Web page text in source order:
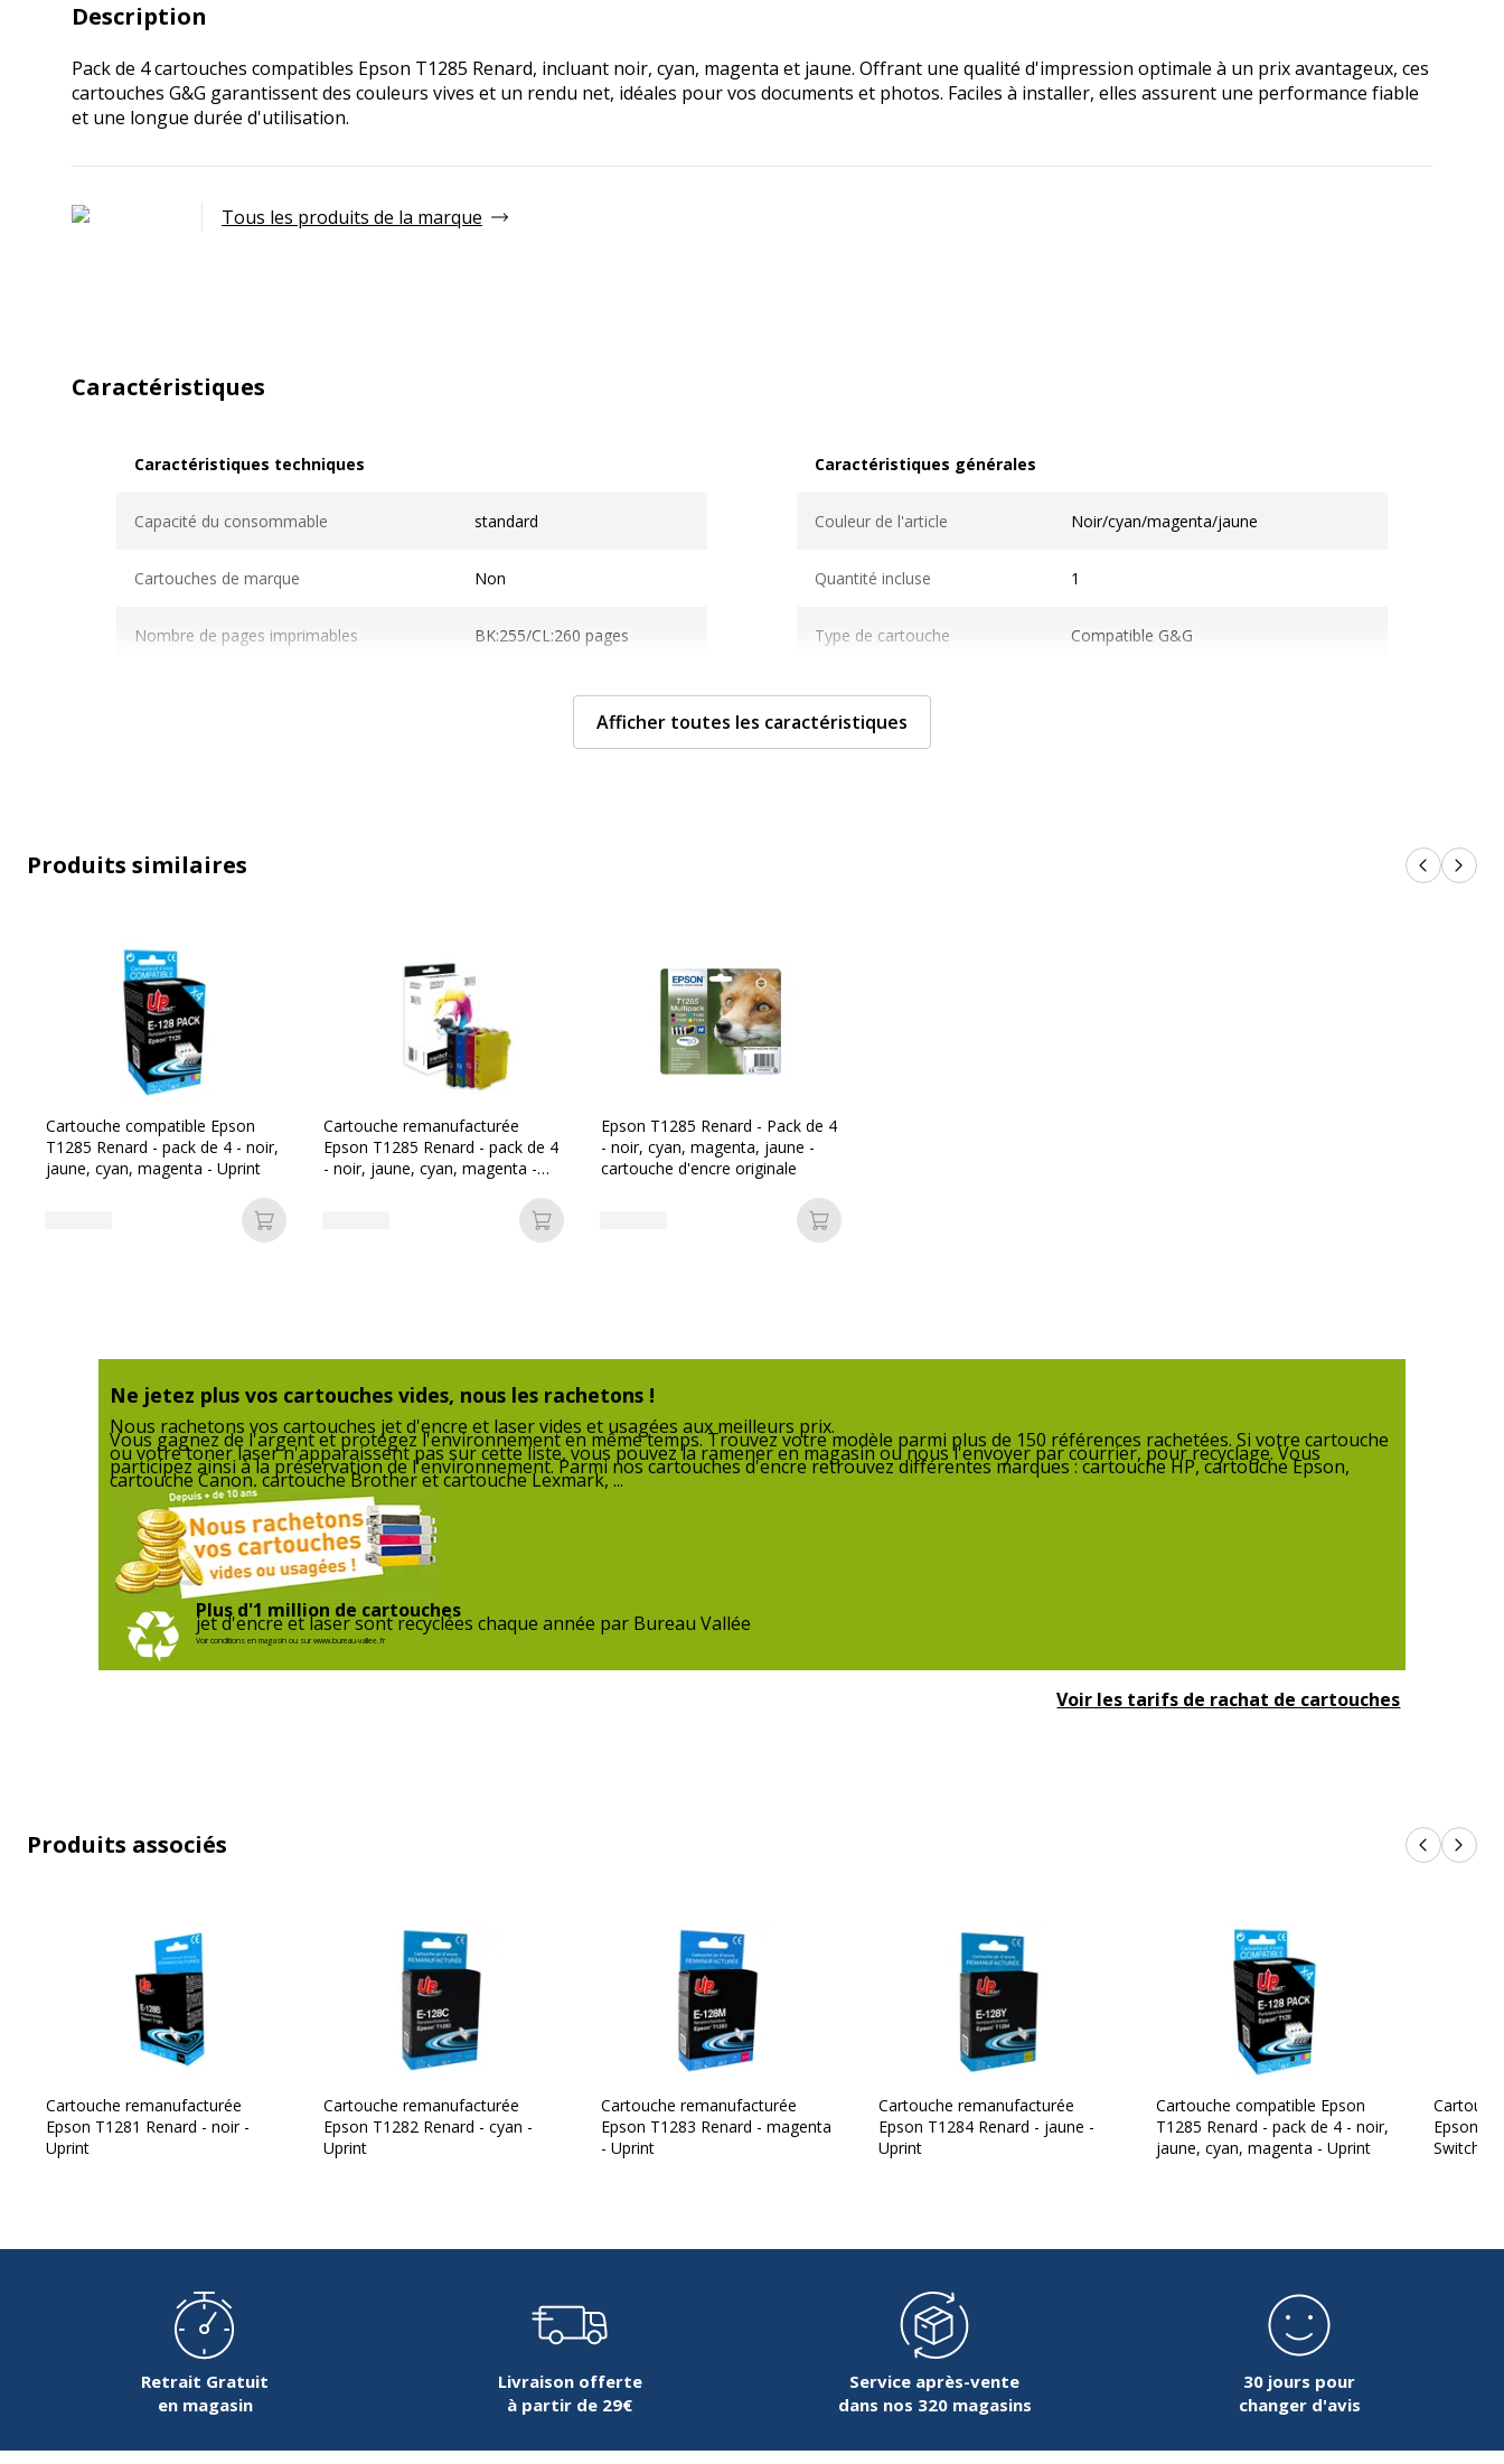
Description
Pack de 4 cartouches compatibles Epson T1285 Renard, incluant noir, cyan, magenta et jaune. Offrant une qualité d'impression optimale à un prix avantageux, ces
cartouches G&G garantissent des couleurs vives et un rendu net, idéales pour vos documents et photos. Faciles à installer, elles assurent une performance fiable
et une longue durée d'utilisation.
Tous les produits de la marque
Caractéristiques
Caractéristiques techniques
Capacité du consommable standard
Cartouches de marque Non
Nombre de pages imprimables BK:255/CL:260 pages
Caractéristiques générales
Couleur de l'article Noir/cyan/magenta/jaune
Quantité incluse 1
Type de cartouche Compatible G&G
Données d'identification
Marque
Référence produit fabricant
Informations sur les services
Informations sur les services
Produit Neuf
Afficher toutes les caractéristiques
Produits similaires Produits
Cartouche compatible Epson
T1285 Renard - pack de 4 - noir,
jaune, cyan, magenta - Uprint
Ajouter au panier
Cartouche remanufacturée
Epson T1285 Renard - pack de 4
- noir, jaune, cyan, magenta -
Ajouter au panier
Epson T1285 Renard - Pack de 4
- noir, cyan, magenta, jaune -
cartouche d'encre originale
Ajouter au panier
Ne jetez plus vos cartouches vides, nous les rachetons !
Nous rachetons vos cartouches jet d'encre et laser vides et usagées aux meilleurs prix.
Vous gagnez de l'argent et protégez l'environnement en même temps. Trouvez votre modèle parmi plus de 150 références rachetées. Si votre cartouche
ou votre toner laser n'apparaissent pas sur cette liste, vous pouvez la ramener en magasin ou nous l'envoyer par courrier, pour recyclage. Vous
participez ainsi à la préservation de l'environnement. Parmi nos cartouches d'encre retrouvez différentes marques : cartouche HP, cartouche Epson,
cartouche Canon, cartouche Brother et cartouche Lexmark, ...
Plus d'1 million de cartouches
jet d'encre et laser sont recyclées chaque année par Bureau Vallée
Voir conditions en magasin ou sur www.bureau-vallee.fr
Voir les tarifs de rachat de cartouches
Produits associés Produits
Cartouche remanufacturée
Epson T1281 Renard - noir -
Uprint
Cartouche remanufacturée
Epson T1282 Renard - cyan -
Uprint
Cartouche remanufacturée
Epson T1283 Renard - magenta
- Uprint
Cartouche remanufacturée
Epson T1284 Renard - jaune -
Uprint
Cartouche compatible Epson
T1285 Renard - pack de 4 - noir,
jaune, cyan, magenta - Uprint
Epson
Switch
Retrait Gratuit
en magasin
Livraison offerte
à partir de 29€
Service après-vente
dans nos 320 magasins
30 jours pour
changer d'avis